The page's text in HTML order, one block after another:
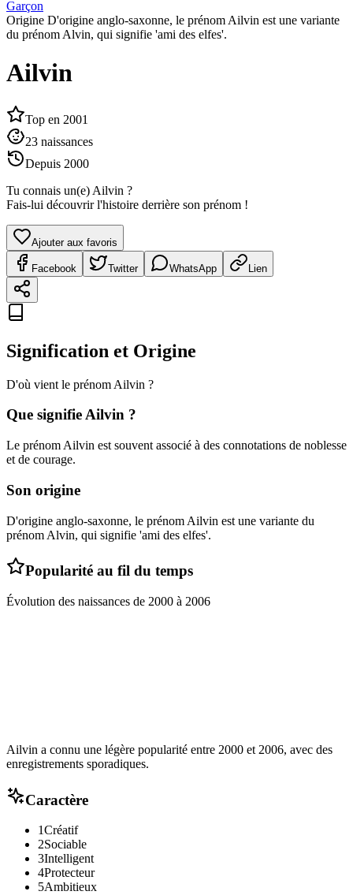
Garçon
Origine D'origine anglo-saxonne, le prénom Ailvin est une variante
du prénom Alvin, qui signifie 'ami des elfes'.
Ailvin
Top en 2001
23 naissances
Depuis 2000
Tu connais un(e) Ailvin ?
Fais-lui découvrir l'histoire derrière son prénom !
Ajouter aux favoris
Facebook Twitter WhatsApp Lien
Signification et Origine
D'où vient le prénom Ailvin ?
Que signifieAilvin ?
Le prénom Ailvin est souvent associé à des connotations de noblesse
et de courage.
Son origine
D'origine anglo-saxonne, le prénom Ailvin est une variante du
prénom Alvin, qui signifie 'ami des elfes'.
Popularité au fil du temps
Évolution des naissances de 2000 à 2006
Ailvin a connu une légère popularité entre 2000 et 2006, avec des
enregistrements sporadiques.
Caractère
1Créatif
2Sociable
3Intelligent
4Protecteur
5Ambitieux